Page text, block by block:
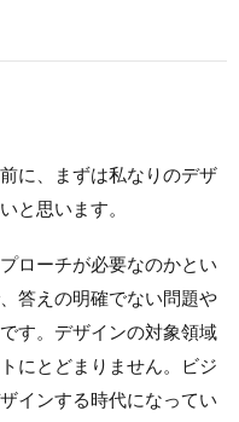
に、まずは私なりのデザ
と思います。
ローチが必要なのかとい
答えの明確でない問題や
す。デザインの対象領域
にとどまりません。ビジ
インする時代になってい